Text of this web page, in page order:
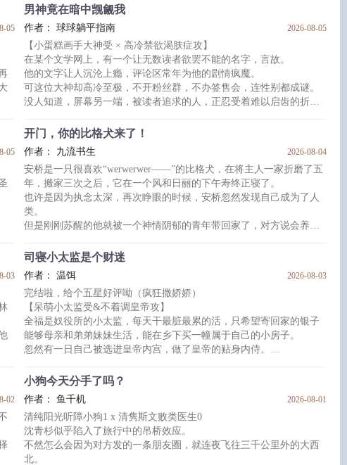
江亦一和屏幕对面的德牧对视了一眼，“装的。”
某警：“你说啥？”
江亦一：“它觉得工作压力大了，那家医院有只萨摩耶，它看上人家
了。哦，它想要萨摩耶当自己的抚慰犬。”
直播观众纷纷嘲笑主播小丑，马上就会
05
男神竟在暗中觊觎我
作者： 球球躺平指南 2026-08-05
【小蛋糕画手大神受 × 高冷禁欲渴肤症攻】
在某个文学网上，有一个让无数读者欲罢不能的名字，言故。
他的文字让人沉沦上瘾，评论区常年为他的剧情疯魔。
可这位大神却高冷至极，不开粉丝群，不办签售会，连性别都成谜。
没人知道，屏幕另一端，被读者追求的人，正忍受着难以启齿的折
他患有皮肤饥渴症，渴望触碰，但性格使然，现实里他连指尖相碰都
厌恶回避。
无数深夜，他只能靠反复翻阅一个叫闻舟的画师的微博，从那些暧昧
的线条中，汲取虚幻的慰藉，缓解灵魂深处的焦灼与空虚。
而被人惦记上的方闻洲最近心情极差，
05
开门，你的比格犬来了！
作者： 九流书生 2026-08-04
安桥是一只很喜欢“werwerwer——”的比格犬，在将主人一家折磨了五
年，搬家三次之后，它在一个风和日丽的下午寿终正寝了。
也许是因为执念太深，再次睁眼的时候，安桥忽然发现自己成为了人
类。
但是刚刚苏醒的他就被一个神情阴郁的青年带回家了，对方说会养他
安桥的眼神瞬间亮了起来——
养他好啊！这很好！
他最喜欢会养他的人类。
但是这个青年让他签订了一份不平等条约，让他三年不准出去工作，
不准接触别人，不准超出监控范围之外。
安桥飞快签下条约，生怕对方会反悔。
身为比格犬，他会死死缠住这
03
司寝小太监是个财迷
作者： 温饵 2026-08-03
完结啦，给个五星好评呦（疯狂撒娇娇）
【呆萌小太监受&不着调皇帝攻】
全福是奴役所的小太监，每天干最脏最累的活，只希望寄回家的银子
能够母亲和弟弟妹妹生活，能在乡下买一幢属于自己的小房子。
忽然有一日自己被选进皇帝内宫，做了皇帝的贴身内侍。
渴了递水，皇帝饿了递糕点，皇帝尿急了递恭桶，皇帝兴致大发递自
己，哎？不对不对！怎么把自己送出去了！
慕翎一日喝醉了酒，瞧着日日伺候在跟前的小太监长得实在是眉清目
秀，一个没忍住就把人给幸了。
小太监软
02
小狗今天分手了吗？
作者： 鱼千机 2026-08-01
清纯阳光听障小狗1 x 清隽斯文败类医生0
沈青杉似乎陷入了旅行中的吊桥效应。
不然怎么会因为对方发的一条朋友圈，就连夜飞往三千公里外的大西
北。